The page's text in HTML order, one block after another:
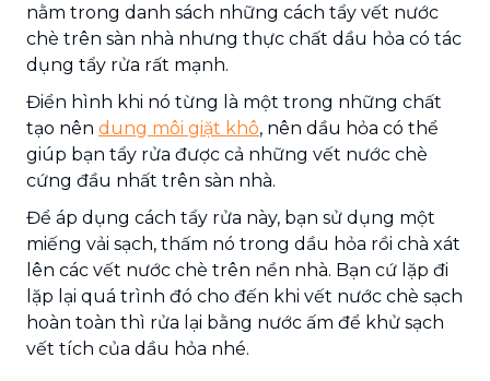
nằm trong danh sách những cách tẩy vết nước
chè trên sàn nhà nhưng thực chất dầu hỏa có tác
dụng tẩy rửa rất mạnh.
Điển hình khi nó từng là một trong những chất
tạo nên dung môi giặt khô, nên dầu hỏa có thể
giúp bạn tẩy rửa được cả những vết nước chè
cứng đầu nhất trên sàn nhà.
Để áp dụng cách tẩy rửa này, bạn sử dụng một
miếng vải sạch, thấm nó trong dầu hỏa rồi chà xát
lên các vết nước chè trên nền nhà. Bạn cứ lặp đi
lặp lại quá trình đó cho đến khi vết nước chè sạch
hoàn toàn thì rửa lại bằng nước ấm để khử sạch
vết tích của dầu hỏa nhé.